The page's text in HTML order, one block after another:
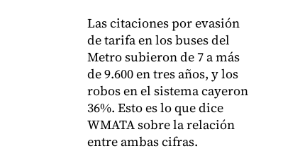
Las citaciones por evasión
de tarifa en los buses del
Metro subieron de 7 a más
de 9.600 en tres años, y los
robos en el sistema cayeron
36%. Esto es lo que dice
WMATA sobre la relación
entre ambas cifras.